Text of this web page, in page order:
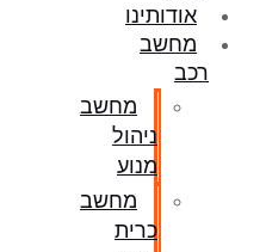
אודותינו
מחשב
רכב
מחשב
ניהול
מנוע
מחשב
כרית